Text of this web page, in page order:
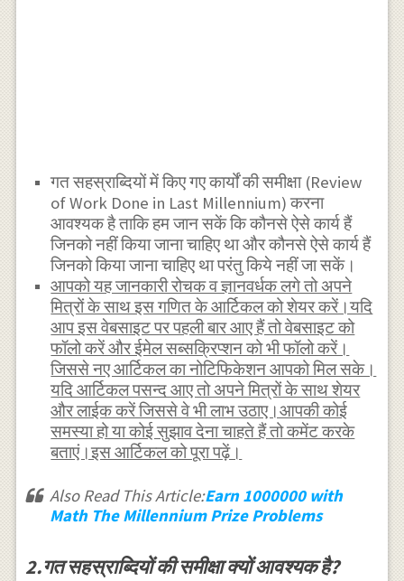
गत सहस्राब्दियों में किए गए कार्यों की समीक्षा (Review
of Work Done in Last Millennium) करना
आवश्यक है ताकि हम जान सकें कि कौनसे ऐसे कार्य हैं
जिनको नहीं किया जाना चाहिए था और कौनसे ऐसे कार्य हैं
जिनको किया जाना चाहिए था परंतु किये नहीं जा सकें।
आपको यह जानकारी रोचक व ज्ञानवर्धक लगे तो अपने
मित्रों के साथ इस गणित के आर्टिकल को शेयर करें।यदि
आप इस वेबसाइट पर पहली बार आए हैं तो वेबसाइट को
फॉलो करें और ईमेल सब्सक्रिप्शन को भी फॉलो करें।
जिससे नए आर्टिकल का नोटिफिकेशन आपको मिल सके।
यदि आर्टिकल पसन्द आए तो अपने मित्रों के साथ शेयर
और लाईक करें जिससे वे भी लाभ उठाए।आपकी कोई
समस्या हो या कोई सुझाव देना चाहते हैं तो कमेंट करके
बताएं।इस आर्टिकल को पूरा पढ़ें।
Also Read This Article:Earn 1000000 with
Math The Millennium Prize Problems
2.गत सहस्राब्दियों की समीक्षा क्यों आवश्यक है?